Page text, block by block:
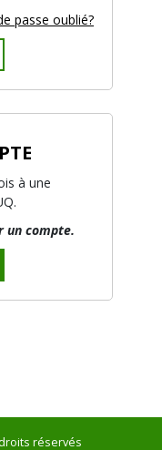
passe oublié?
à une
un compte.
réservés